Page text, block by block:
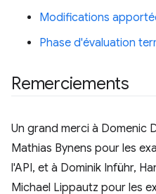
Modifications
Phase d'évaluation
Remerciements
Un grand merci à Domenic
Mathias Bynens pour les
l'API, et à Dominik Inführ,
Michael Lippautz pour les